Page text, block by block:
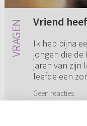
Vriend
Ik heb bijna
jongen die de
jaren van zijn
leefde een
Geen reacties